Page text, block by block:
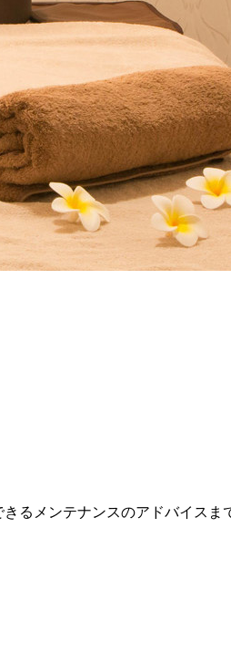
るメンテナンスのアドバイスま